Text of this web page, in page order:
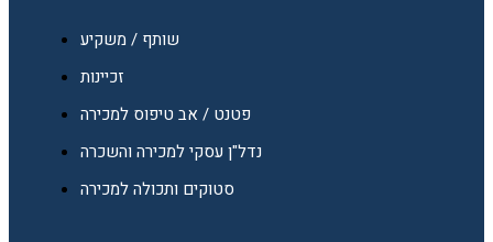
שותף / משקיע
זכיינות
פטנט / אב טיפוס למכירה
נדל"ן עסקי למכירה והשכרה
סטוקים ותכולה למכירה